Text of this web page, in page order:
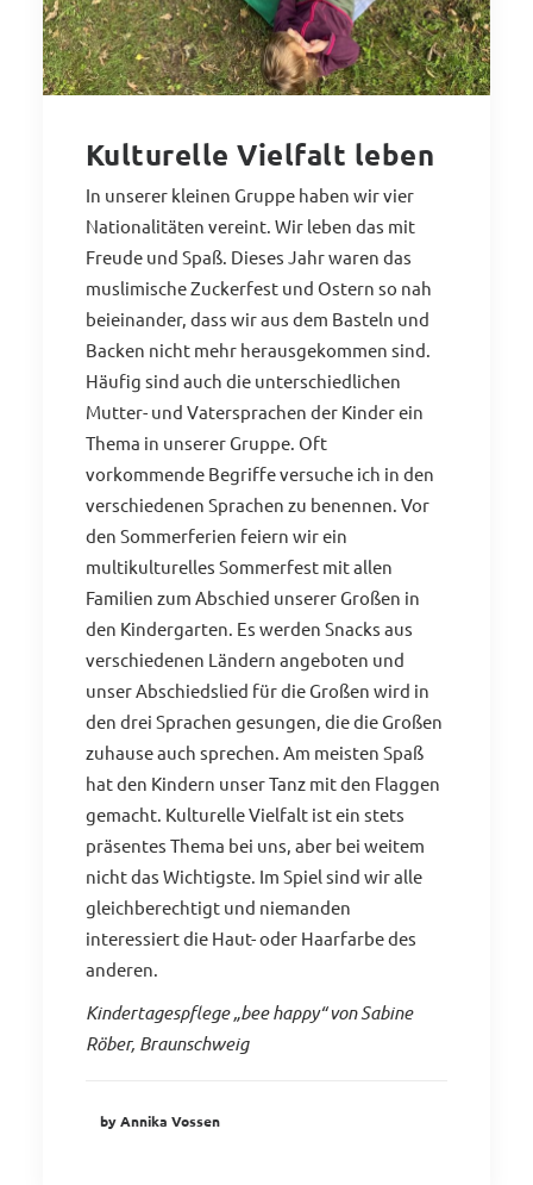
Kulturelle Vielfalt leben
In unserer kleinen Gruppe haben wir vier
Nationalitäten vereint. Wir leben das mit
Freude und Spaß. Dieses Jahr waren das
muslimische Zuckerfest und Ostern so nah
beieinander, dass wir aus dem Basteln und
Backen nicht mehr herausgekommen sind.
Häufig sind auch die unterschiedlichen
Mutter- und Vatersprachen der Kinder ein
Thema in unserer Gruppe. Oft
vorkommende Begriffe versuche ich in den
verschiedenen Sprachen zu benennen. Vor
den Sommerferien feiern wir ein
multikulturelles Sommerfest mit allen
Familien zum Abschied unserer Großen in
den Kindergarten. Es werden Snacks aus
verschiedenen Ländern angeboten und
unser Abschiedslied für die Großen wird in
den drei Sprachen gesungen, die die Großen
zuhause auch sprechen. Am meisten Spaß
hat den Kindern unser Tanz mit den Flaggen
gemacht. Kulturelle Vielfalt ist ein stets
präsentes Thema bei uns, aber bei weitem
nicht das Wichtigste. Im Spiel sind wir alle
gleichberechtigt und niemanden
interessiert die Haut- oder Haarfarbe des
anderen.
Kindertagespflege „bee happy“ von Sabine
Röber, Braunschweig
by Annika Vossen